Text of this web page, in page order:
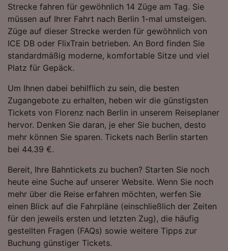
Strecke fahren für gewöhnlich 14 Züge am Tag. Sie
müssen auf Ihrer Fahrt nach Berlin 1-mal umsteigen.
Züge auf dieser Strecke werden für gewöhnlich von
ICE DB oder FlixTrain betrieben. An Bord finden Sie
standardmäßig moderne, komfortable Sitze und viel
Platz für Gepäck.
Um Ihnen dabei behilflich zu sein, die besten
Zugangebote zu erhalten, heben wir die günstigsten
Tickets von Florenz nach Berlin in unserem Reiseplaner
hervor. Denken Sie daran, je eher Sie buchen, desto
mehr können Sie sparen. Tickets nach Berlin starten
bei 44.39 €.
Bereit, Ihre Bahntickets zu buchen? Starten Sie noch
heute eine Suche auf unserer Website. Wenn Sie noch
mehr über die Reise erfahren möchten, werfen Sie
einen Blick auf die Fahrpläne (einschließlich der Zeiten
für den jeweils ersten und letzten Zug), die häufig
gestellten Fragen (FAQs) sowie weitere Tipps zur
Buchung günstiger Tickets.
Folgendes bereitzustellen:
Verwendung genauer Standortdaten.
Endgeräteeigenschaften zur Identifikation
aktiv abfragen. Speichern von oder Zugriff auf
Informationen auf einem Endgerät.
Personalisierte Werbung und Inhalte, Messung
von Werbeleistung und der Performance von
Entwicklung und Verbesserung von
Angeboten.
Liste der Partner (Lieferanten)